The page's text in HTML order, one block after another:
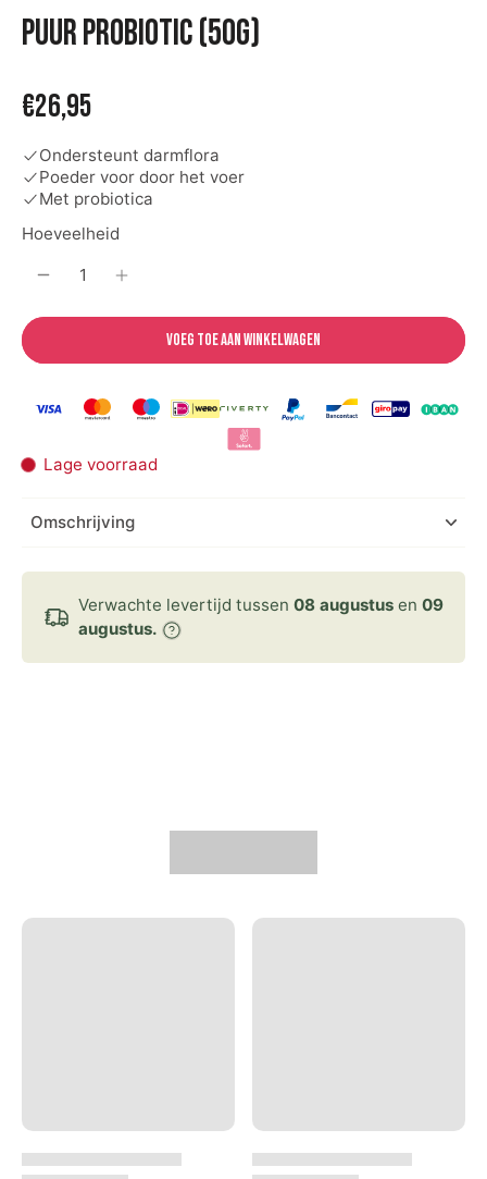
PUUR Probiotic (50g)
€26,95
Ondersteunt darmflora
Poeder voor door het voer
Met probiotica
Hoeveelheid
Voeg toe aan winkelwagen
Lage voorraad
Omschrijving
Verwachte levertijd tussen 08 augustus en 09
augustus.